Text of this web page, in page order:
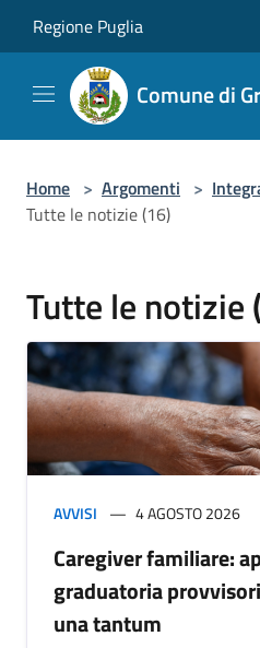
Regione Puglia
Comune di
Home > Argomenti >
Tutte le notizie (16)
Tutte le notizie
AVVISI 4 AGOSTO 2026
Caregiver familiare:
graduatoria
una tantum